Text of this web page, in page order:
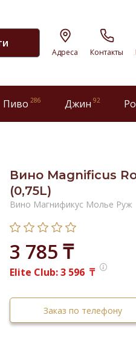
Адреса Контакты
Пиво 286 Джин 92
Вино Magnificus
(0,75L)
Вино Магнификус Молье Руж
3 785 ₸
Elite Club:3 596 ₸
Заказ по телефону